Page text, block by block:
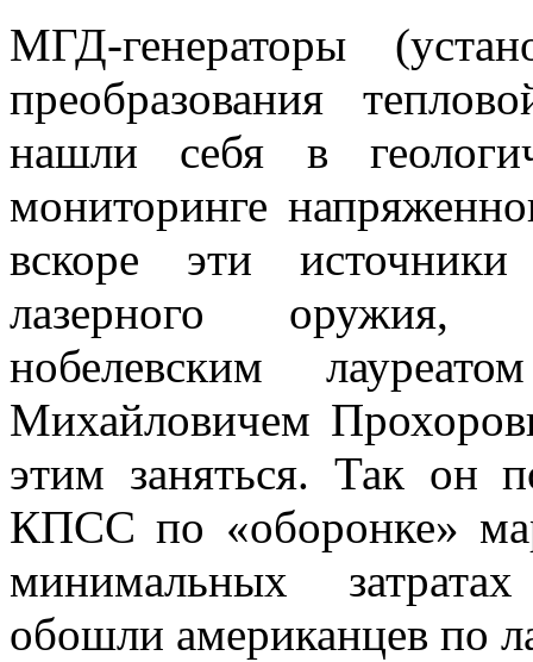
МГД-генераторы
преобразования
нашли себя в
мониторинге
вскоре эти
лазерного оружия,
нобелевским
Михайловичем
этим заняться. Так он
КПСС по «оборонке»
минимальных
обошли американцев по